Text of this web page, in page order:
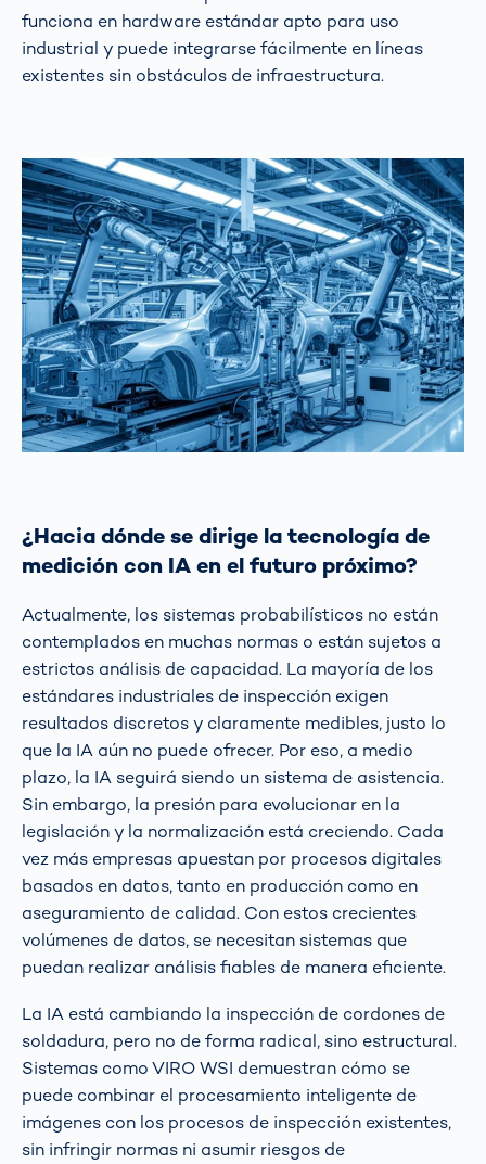
funciona en hardware estándar apto para uso
industrial y puede integrarse fácilmente en líneas
existentes sin obstáculos de infraestructura.
¿Hacia dónde se dirige la tecnología de
medición con IA en el futuro próximo?
Actualmente, los sistemas probabilísticos no están
contemplados en muchas normas o están sujetos a
estrictos análisis de capacidad. La mayoría de los
estándares industriales de inspección exigen
resultados discretos y claramente medibles, justo lo
que la IA aún no puede ofrecer. Por eso, a medio
plazo, la IA seguirá siendo un sistema de asistencia.
Sin embargo, la presión para evolucionar en la
legislación y la normalización está creciendo. Cada
vez más empresas apuestan por procesos digitales
basados en datos, tanto en producción como en
aseguramiento de calidad. Con estos crecientes
volúmenes de datos, se necesitan sistemas que
puedan realizar análisis fiables de manera eficiente.
La IA está cambiando la inspección de cordones de
soldadura, pero no de forma radical, sino estructural.
Sistemas como VIRO WSI demuestran cómo se
puede combinar el procesamiento inteligente de
imágenes con los procesos de inspección existentes,
sin infringir normas ni asumir riesgos de